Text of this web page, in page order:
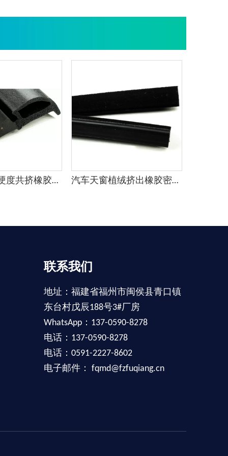
海绵致密双硬度共挤橡胶密封条 汽车天窗植绒挤出橡胶密封条
联系我们
地址：福建省福州市闽侯县青口镇
东台村戊辰188号3#厂房
WhatsApp：137-0590-8278
电话：137-0590-8278
电话：0591-2227-8602
电子邮件： fqmd@fzfuqiang.cn